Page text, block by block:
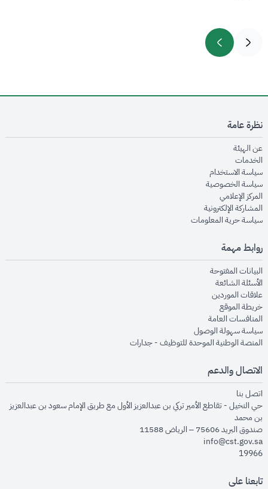
نظرة عامة
عن الهيئةopens in new window
الخدماتopens in new window
سياسة الاستخدام
سياسة الخصوصيةopens in new window
المركز الإعلاميopens in new window
المشاركة الإلكترونيةopens in new window
سياسة حرية المعلوماتopens in new window
روابط مهمة
البيانات المفتوحةopens in new window
الأسئلة الشائعةopens in new window
علاقات الموردينopens in new window
خريطة الموقعopens in new window
المنافسات العامةopens in new window
سياسة سهولة الوصولopens in new window
المنصة الوطنية الموحدة للتوظيف - جداراتopens in new window
الاتصال والدعم
اتصل بنا
حي النخيل - تقاطع الأمير تركي بن عبدالعزيز الأول مع طريق الإمام سعود بن عبدالعزيز
بن محمد
صندوق البريد 75606 – الرياض 11588
info@cst.gov.sa
19966
تابعنا على